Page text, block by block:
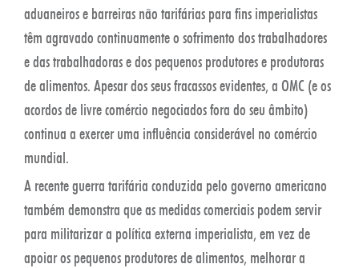
aduaneiros e barreiras não tarifárias para fins imperialistas
têm agravado continuamente o sofrimento dos trabalhadores
e das trabalhadoras e dos pequenos produtores e produtoras
de alimentos. Apesar dos seus fracassos evidentes, a OMC (e os
acordos de livre comércio negociados fora do seu âmbito)
continua a exercer uma influência considerável no comércio
mundial.
A recente guerra tarifária conduzida pelo governo americano
também demonstra que as medidas comerciais podem servir
para militarizar a política externa imperialista, em vez de
apoiar os pequenos produtores de alimentos, melhorar a